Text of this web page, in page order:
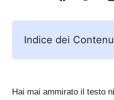
Indice dei
Hai mai ammirato il testo